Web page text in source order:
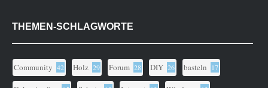
THEMEN-SCHLAGWORTE
Community 42 Holz 29 Forum 28 DIY 26 basteln 17